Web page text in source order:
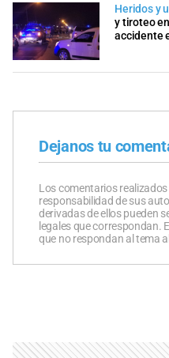
Heridos y
y tiroteo
accidente
Dejanos tu
Los comentarios
responsabilidad de sus
derivadas de ellos pueden
legales que correspondan.
que no respondan al tema